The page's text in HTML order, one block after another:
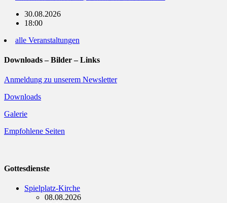
30.08.2026
18:00
alle Veranstaltungen
Downloads – Bilder – Links
Anmeldung zu unserem Newsletter
Downloads
Galerie
Empfohlene Seiten
Gottesdienste
Spielplatz-Kirche
08.08.2026